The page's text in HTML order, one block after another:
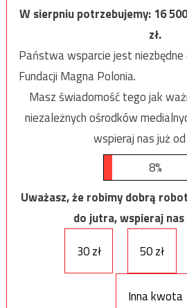
W sierpniu potrzebujemy:16
zł.
Państwa wsparcie jest
Fundacji Magna Polonia.
Masz świadomość tego jak
niezależnych ośrodków
wspieraj nas już
8%
Uważasz, że robimy dobrą
do jutra, wspieraj
30 zł
50 zł
Inna kwota